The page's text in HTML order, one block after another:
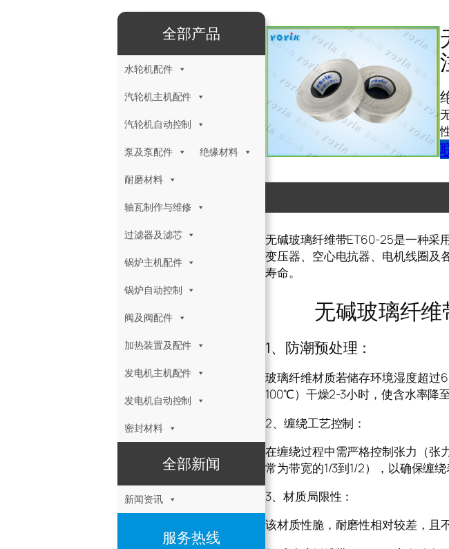
全部产品
水轮机配件
汽轮机主机配件
汽轮机自动控制
泵及泵配件 绝缘材料
耐磨材料
轴瓦制作与维修
过滤器及滤芯
锅炉主机配件
锅炉自动控制
阀及阀配件
加热装置及配件
发电机主机配件
发电机自动控制
密封材料
全部新闻
新闻资讯
服务热线
无碱玻璃纤维带ET60-25是一种采
变压器、空心电抗器、电机线圈及
寿命。
无碱玻璃纤维带
1、防潮预处理：
玻璃纤维材质若储存环境湿度超过
100℃）干燥2-3小时，使含水率降
2、缠绕工艺控制：
在缠绕过程中需严格控制张力（张
常为带宽的1/3到1/2），以确保缠绕
3、材质局限性：
该材质性脆，耐磨性相对较差，且